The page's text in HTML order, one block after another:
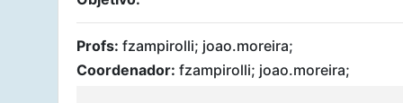
Profs: fzampirolli; joao.moreira;
Coordenador: fzampirolli; joao.moreira;